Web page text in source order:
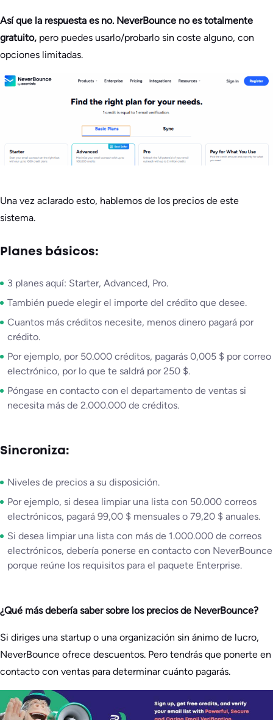
Así que la respuesta es no. NeverBounce no es totalmente
gratuito, pero puedes usarlo/probarlo sin coste alguno, con
opciones limitadas.
Una vez aclarado esto, hablemos de los precios de este
sistema.
Planes básicos:
3 planes aquí: Starter, Advanced, Pro.
También puede elegir el importe del crédito que desee.
Cuantos más créditos necesite, menos dinero pagará por
crédito.
Por ejemplo, por 50.000 créditos, pagarás 0,005 $ por correo
electrónico, por lo que te saldrá por 250 $.
Póngase en contacto con el departamento de ventas si
necesita más de 2.000.000 de créditos.
Sincroniza:
Niveles de precios a su disposición.
Por ejemplo, si desea limpiar una lista con 50.000 correos
electrónicos, pagará 99,00 $ mensuales o 79,20 $ anuales.
Si desea limpiar una lista con más de 1.000.000 de correos
electrónicos, debería ponerse en contacto con NeverBounce
porque reúne los requisitos para el paquete Enterprise.
¿Qué más debería saber sobre los precios de NeverBounce?
Si diriges una startup o una organización sin ánimo de lucro,
NeverBounce ofrece descuentos. Pero tendrás que ponerte en
contacto con ventas para determinar cuánto pagarás.